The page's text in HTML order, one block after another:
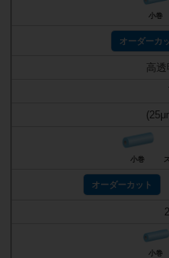
小巻
オーダーカ
高透
小巻
オーダーカット
小巻